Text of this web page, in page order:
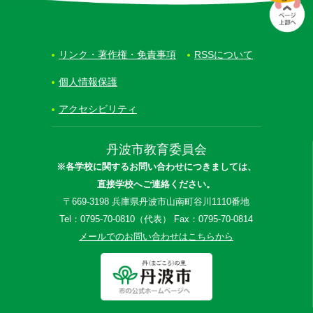
丹波市教育委員会
※各学校に関するお問い合わせにつきましては、
直接学校へご連絡ください。
〒669-3198 兵庫県丹波市山南町谷川1110番地
Tel：0795-70-0810（代表） Fax：0795-70-0814
メールでのお問い合わせはこちらから
リンク・著作権・免責事項 RSSについて
個人情報保護
アクセシビリティ